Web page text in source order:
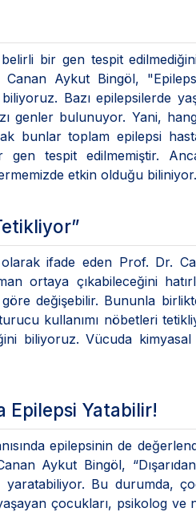
belirli bir gen tespit
Aykut Bingöl,
Bazı epilepsilerde
genler bulunuyor. Yani,
toplam epilepsi
tespit edilmemiştir.
etkin olduğu
ifade eden Prof. Dr.
ortaya çıkabileceğini
göre değişebilir. Bununla
kullanımı nöbetleri
biliyoruz. Vücuda
Epilepsi Yatabilir!
epilepsinin de
Aykut Bingöl,
Bu durumda,
çocukları, psikolog